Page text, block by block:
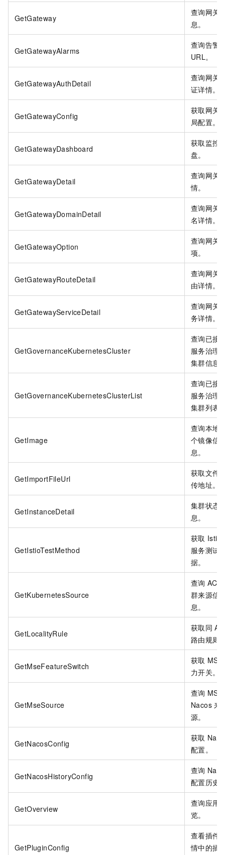
GetGateway
查询网关
息。
GetGatewayAlarms
查询告警
URL。
GetGatewayAuthDetail
查询网关
证详情。
GetGatewayConfig
获取网关
局配置。
GetGatewayDashboard
获取监控
盘。
GetGatewayDetail
查询网关
情。
GetGatewayDomainDetail
查询网关
名详情。
GetGatewayOption
查询网关
项。
GetGatewayRouteDetail
查询网关
由详情。
GetGatewayServiceDetail
查询网关
务详情。
GetGovernanceKubernetesCluster
查询已接
服务治理
集群信息
GetGovernanceKubernetesClusterList
查询已接
服务治理
集群列表
GetImage
查询本地
个镜像信
息。
GetImportFileUrl
获取文件
传地址。
GetInstanceDetail
集群状态
息。
GetIstioTestMethod
获取 Istio
服务测试
据。
GetKubernetesSource
查询 ACK
群来源信
息。
GetLocalityRule
获取同 AZ
路由规则
GetMseFeatureSwitch
获取 MSE
力开关。
GetMseSource
查询 MSE
Nacos 来
源。
GetNacosConfig
获取
配置。
GetNacosHistoryConfig
查询
配置历史
GetOverview
查询应用
览。
GetPluginConfig
查看插件
情中的插